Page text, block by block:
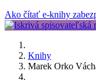
Ako čítať e-knihy
Knihy
Marek Orko